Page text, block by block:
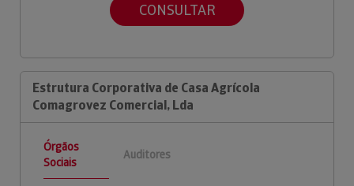
CONSULTAR
Estrutura Corporativa de Casa Agrícola
Comagrovez Comercial, Lda
Órgãos
Sociais
Auditores